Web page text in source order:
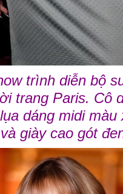
trình diễn bộ
trang Paris. Cô
dáng midi
giày cao gót